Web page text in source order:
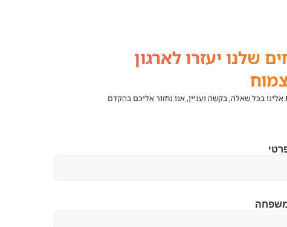
שלנו יעזרו לארגון
אלינו בכל שאלה, בקשה ועניין, אנו נחזור אליכם בהקדם